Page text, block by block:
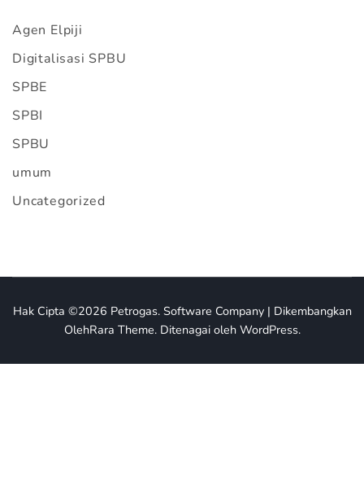
Agen Elpiji
Digitalisasi SPBU
SPBE
SPBI
SPBU
umum
Uncategorized
Hak Cipta ©2026 Petrogas. Software Company | Dikembangkan
OlehRara Theme.Ditenagai oleh WordPress.